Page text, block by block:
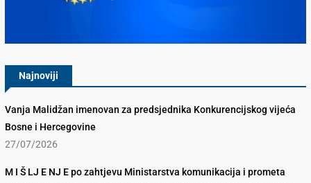
Najnoviji
Vanja Malidžan imenovan za predsjednika Konkurencijskog vijeća
Bosne i Hercegovine
27/07/2026
M I Š LJ E NJ E po zahtjevu Ministarstva komunikacija i prometa